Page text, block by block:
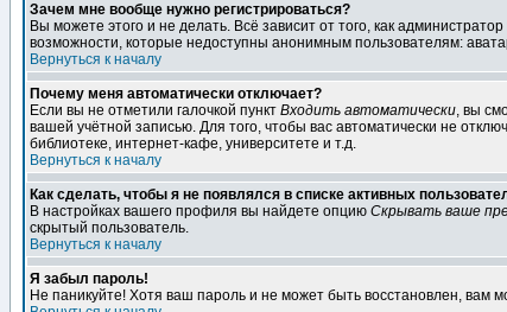
Зачем мне вообще нужно регистрироваться?
Вы можете этого и не делать. Всё зависит от того, как
возможности, которые недоступны анонимным пользователям:
Вернуться к началу
Почему меня автоматически отключает?
Если вы не отметили галочкой пункт Входить автоматически, вы
вашей учётной записью. Для того, чтобы вас автоматически не
библиотеке, интернет-кафе, университете и т.д.
Вернуться к началу
Как сделать, чтобы я не появлялся в списке активных
В настройках вашего профиля вы найдете опцию Скрывать ваше
скрытый пользователь.
Вернуться к началу
Я забыл пароль!
Не паникуйте! Хотя ваш пароль и не может быть восстановлен, вам